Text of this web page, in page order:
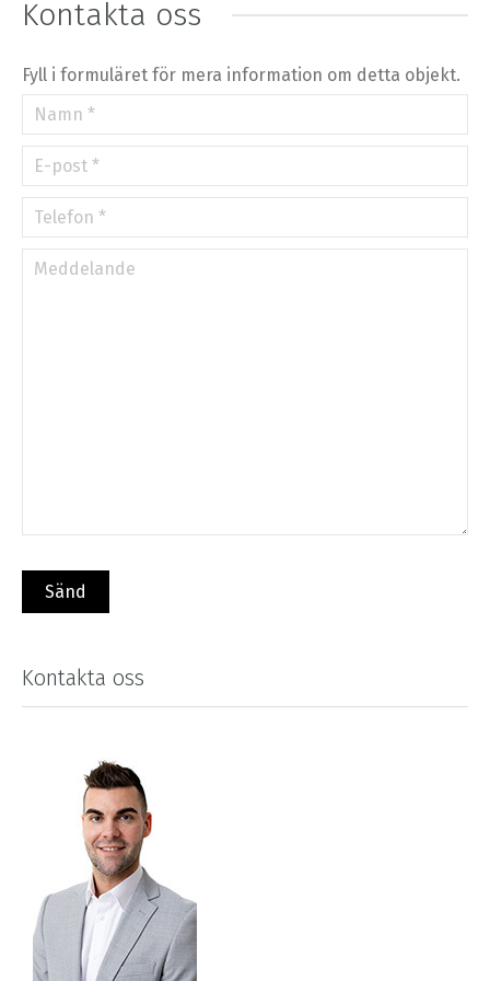
©OpenStreetMap contributors.
»
Kontakta oss
Fyll i formuläret för mera information om detta objekt.
Kontakta oss